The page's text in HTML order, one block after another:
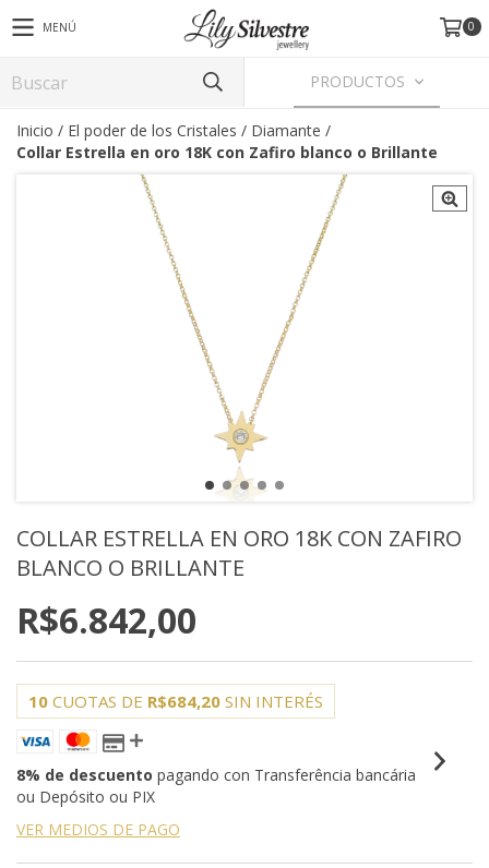
MENÚ 0
PRODUCTOS
Inicio / El poder de los Cristales / Diamante /
Collar Estrella en oro 18K con Zafiro blanco o Brillante
COLLAR ESTRELLA EN ORO 18K CON ZAFIRO
BLANCO O BRILLANTE
R$6.842,00
10 CUOTAS DE R$684,20 SIN INTERÉS
8% de descuento pagando con Transferência bancária
ou Depósito ou PIX
VER MEDIOS DE PAGO